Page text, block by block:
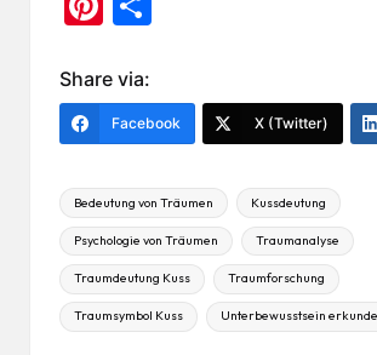
er
es
Share via:
Facebook X (Twitter)
Tags:
Bedeutung von Träumen Kussdeutung
Psychologie von Träumen Traumanalyse
Traumdeutung Kuss Traumforschung
Traumsymbol Kuss Unterbewusstsein